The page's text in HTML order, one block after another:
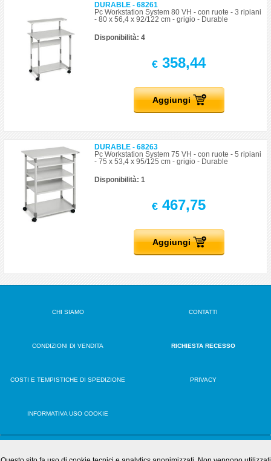
DURABLE - 68261
Pc Workstation System 80 VH - con ruote - 3 ripiani
- 80 x 56,4 x 92/122 cm - grigio - Durable
Disponibilità: 4
€ 358,44
Aggiungi
DURABLE - 68263
Pc Workstation System 75 VH - con ruote - 5 ripiani
- 75 x 53,4 x 95/125 cm - grigio - Durable
Disponibilità: 1
€ 467,75
Aggiungi
CHI SIAMO CONTATTI
CONDIZIONI DI VENDITA RICHIESTA RECESSO
COSTI E TEMPISTICHE DI SPEDIZIONE PRIVACY
INFORMATIVA USO COOKIE